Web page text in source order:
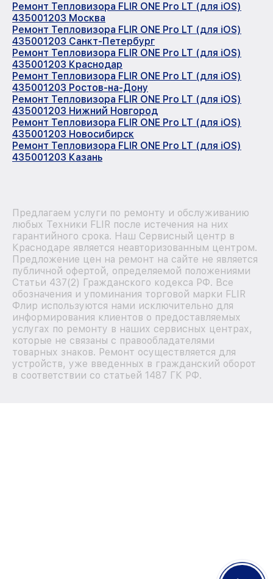
Ремонт Тепловизора FLIR ONE Pro LT (для iOS)
435001203 Москва
Ремонт Тепловизора FLIR ONE Pro LT (для iOS)
435001203 Санкт-Петербург
Ремонт Тепловизора FLIR ONE Pro LT (для iOS)
435001203 Краснодар
Ремонт Тепловизора FLIR ONE Pro LT (для iOS)
435001203 Ростов-на-Дону
Ремонт Тепловизора FLIR ONE Pro LT (для iOS)
435001203 Нижний Новгород
Ремонт Тепловизора FLIR ONE Pro LT (для iOS)
435001203 Новосибирск
Ремонт Тепловизора FLIR ONE Pro LT (для iOS)
435001203 Казань
Предлагаем услуги по ремонту и обслуживанию
любых Техники FLIR после истечения на них
гарантийного срока. Наш Сервисный центр в
Краснодаре является неавторизованным центром.
Предложение цен на ремонт на сайте не является
публичной офертой, определяемой положениями
Статьи 437(2) Гражданского кодекса РФ. Все
обозначения и упоминания торговой марки FLIR
Флир используются нами исключительно для
информирования клиентов о предоставляемых
услугах по ремонту в наших сервисных центрах,
которые не связаны с правообладателями
товарных знаков. Ремонт осуществляется для
устройств, уже введенных в гражданский оборот
в соответствии со статьей 1487 ГК РФ.